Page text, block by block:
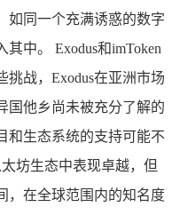
如同一个充满诱惑的数字
中。 Exodus和imToken
战，Exodus在亚洲市场
国他乡尚未被充分了解的
和生态系统的支持可能不
坊生态中表现卓越，但
，在全球范围内的知名度